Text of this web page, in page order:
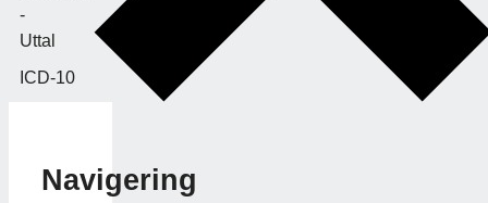
-
Uttal
ICD-10
Navigering